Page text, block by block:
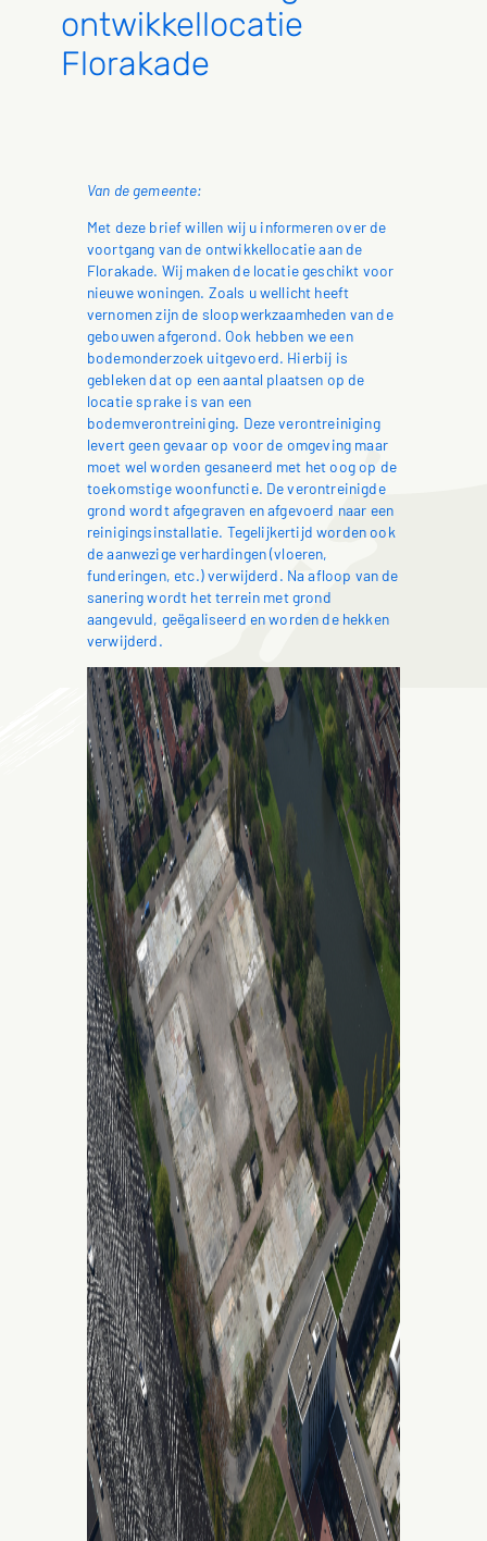
ontwikkellocatie
Florakade
Van de gemeente:
Met deze brief willen wij u informeren over de
voortgang van de ontwikkellocatie aan de
Florakade. Wij maken de locatie geschikt voor
nieuwe woningen. Zoals u wellicht heeft
vernomen zijn de sloopwerkzaamheden van de
gebouwen afgerond. Ook hebben we een
bodemonderzoek uitgevoerd. Hierbij is
gebleken dat op een aantal plaatsen op de
locatie sprake is van een
bodemverontreiniging. Deze verontreiniging
levert geen gevaar op voor de omgeving maar
moet wel worden gesaneerd met het oog op de
toekomstige woonfunctie. De verontreinigde
grond wordt afgegraven en afgevoerd naar een
reinigingsinstallatie. Tegelijkertijd worden ook
de aanwezige verhardingen (vloeren,
funderingen, etc.) verwijderd. Na afloop van de
sanering wordt het terrein met grond
aangevuld, geëgaliseerd en worden de hekken
verwijderd.